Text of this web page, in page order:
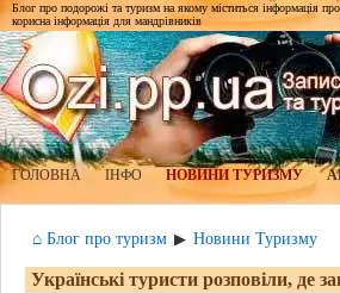
Блог про подорожі та туризм на якому міститься інформація
корисна інформація для мандрівників
ГОЛОВНА ІНФО НОВИНИ ТУРИЗМУ
⌂ Блог про туризм ▶ Новини Туризму
Українські туристи розповіли, де